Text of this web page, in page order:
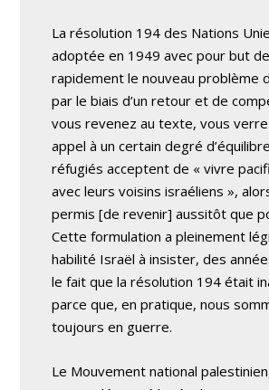
La résolution 194 des Nations
adoptée en 1949 avec pour but
rapidement le nouveau problème
par le biais d’un retour et de
vous revenez au texte, vous
appel à un certain degré
réfugiés acceptent de « vivre
avec leurs voisins israéliens »,
permis [de revenir] aussitôt que
Cette formulation a pleinement
habilité Israël à insister, des
le fait que la résolution 194 était
parce que, en pratique, nous
toujours en guerre.
Le Mouvement national